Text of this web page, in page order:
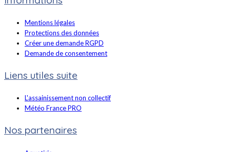
Mentions légales
Protections des données
Créer une demande RGPD
Demande de consentement
Liens utiles suite
L'assainissement non collectif
Météo France PRO
Nos partenaires